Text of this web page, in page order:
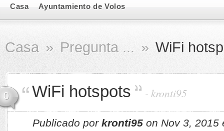
Casa Ayuntamiento de Volos
Casa » Pregunta ... » WiFi
0 WiFi hotspots - kronti95
Publicado por kronti95 on Nov 3, 2015